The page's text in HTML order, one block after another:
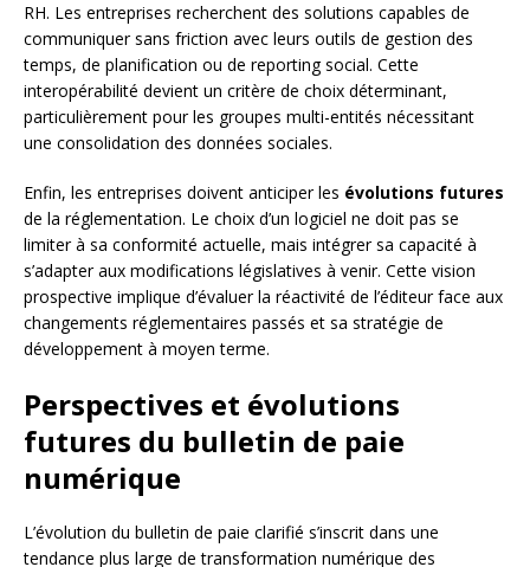
RH. Les entreprises recherchent des solutions capables de
communiquer sans friction avec leurs outils de gestion des
temps, de planification ou de reporting social. Cette
interopérabilité devient un critère de choix déterminant,
particulièrement pour les groupes multi-entités nécessitant
une consolidation des données sociales.
Enfin, les entreprises doivent anticiper les évolutions futures
de la réglementation. Le choix d’un logiciel ne doit pas se
limiter à sa conformité actuelle, mais intégrer sa capacité à
s’adapter aux modifications législatives à venir. Cette vision
prospective implique d’évaluer la réactivité de l’éditeur face aux
changements réglementaires passés et sa stratégie de
développement à moyen terme.
Perspectives et évolutions
futures du bulletin de paie
numérique
L’évolution du bulletin de paie clarifié s’inscrit dans une
tendance plus large de transformation numérique des